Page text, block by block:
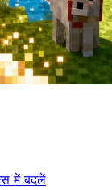
में बदलें